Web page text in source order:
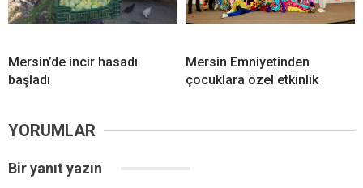
Mersin’de incir hasadı
başladı
Mersin Emniyetinden
çocuklara özel etkinlik
YORUMLAR
Bir yanıt yazın